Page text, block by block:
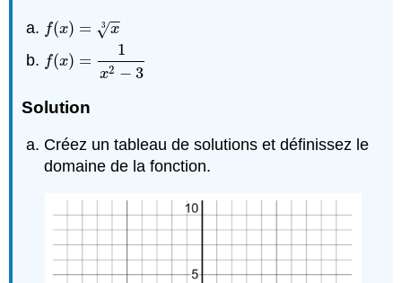
f(x) = x
−
−
√
3
f(x)= x3
f(x) =
1
x2 − 3
f(x)= 1x 2−3
Solution
Créez un tableau de solutions et définissez le
domaine de la fonction.